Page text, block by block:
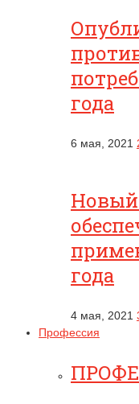
года
6 мая, 2021
года
4 мая, 2021
Профессия